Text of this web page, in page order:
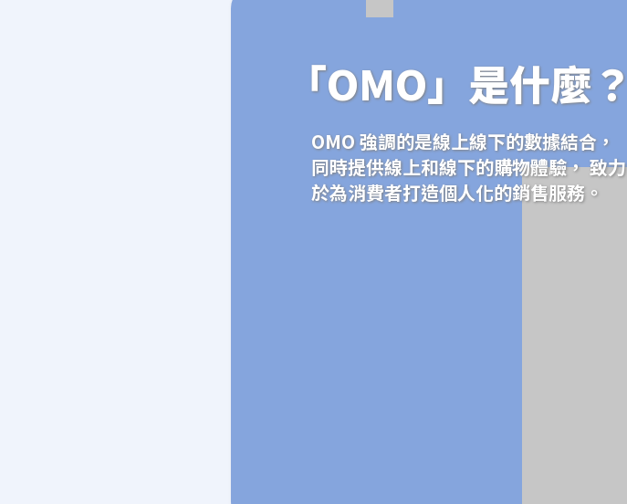
「OMO」是什麼？
OMO 強調的是線上線下的數據結合，
同時提供線上和線下的購物體驗， 致力
於為消費者打造個人化的銷售服務。